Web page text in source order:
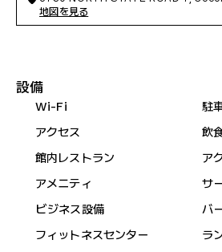
Creek
地図を見る
設備
Wi-Fi
駐
アクセス
飲
館内レストラン
ア
アメニティ
サ
ビジネス設備
バ
フィットネスセンター
ラ